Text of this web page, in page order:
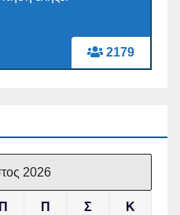
2179
2026
Π Π Σ Κ